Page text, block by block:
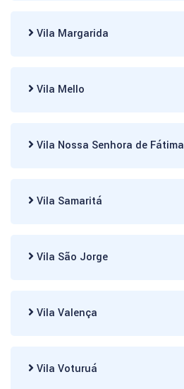
Vila Margarida
Vila Mello
Vila Nossa Senhora de Fátima
Vila Samaritá
Vila São Jorge
Vila Valença
Vila Voturuá